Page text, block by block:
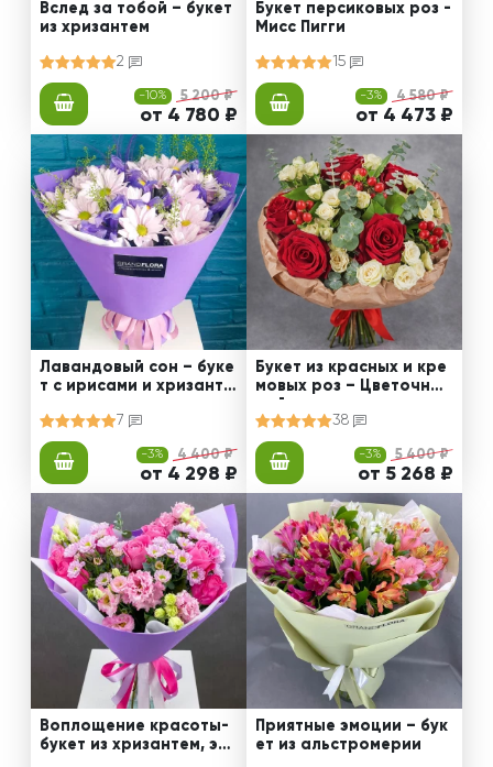
Вслед за тобой – букет
из хризантем
2
-10% 5 200 ₽
от 4 780 ₽
Букет персиковых роз -
Мисс Пигги
15
-3% 4 580 ₽
от 4 473 ₽
Лавандовый сон – буке
т с ирисами и хризанте
7
-3% 4 400 ₽
от 4 298 ₽
Букет из красных и кре
мовых роз – Цветочный
38
-3% 5 400 ₽
от 5 268 ₽
Воплощение красоты-
букет из хризантем, эус
Приятные эмоции – бук
ет из альстромерии